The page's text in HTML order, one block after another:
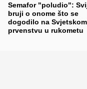
Semafor "poludio":
bruji o onome što se
dogodilo na Svjetskom
prvenstvu u rukometu